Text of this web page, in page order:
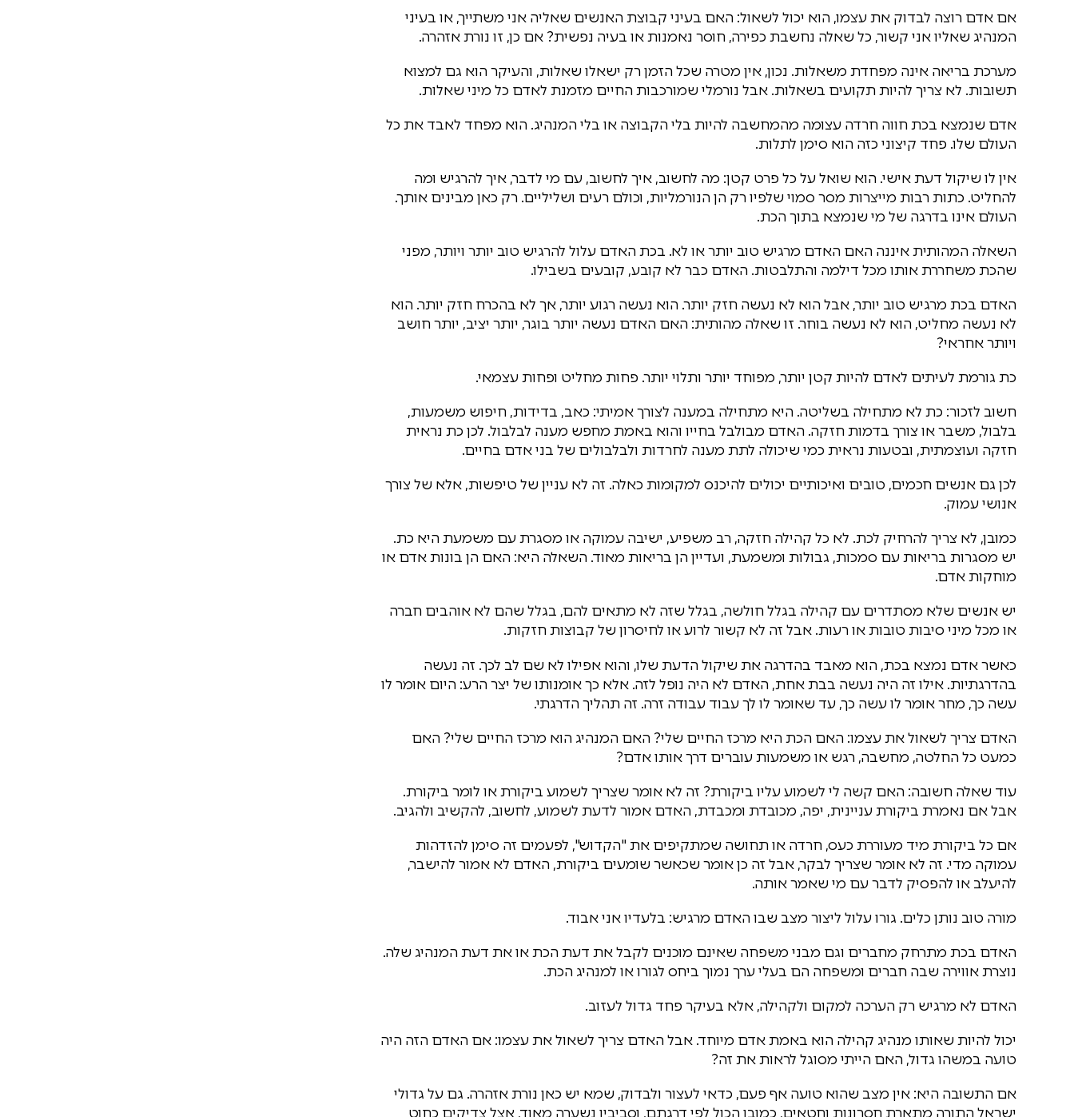
אם אדם רוצה לבדוק את עצמו, הוא יכול לשאול: האם בעיני קבוצת האנשים שאליה אני משתייך, או בעיני
המנהיג שאליו אני קשור, כל שאלה נחשבת כפירה, חוסר נאמנות או בעיה נפשית? אם כן, זו נורת אזהרה.
מערכת בריאה אינה מפחדת משאלות. נכון, אין מטרה שכל הזמן רק ישאלו שאלות, והעיקר הוא גם למצוא
תשובות. לא צריך להיות תקועים בשאלות. אבל נורמלי שמורכבות החיים מזמנת לאדם כל מיני שאלות.
אדם שנמצא בכת חווה חרדה עצומה מהמחשבה להיות בלי הקבוצה או בלי המנהיג. הוא מפחד לאבד את כל
העולם שלו. פחד קיצוני כזה הוא סימן לתלות.
אין לו שיקול דעת אישי. הוא שואל על כל פרט קטן: מה לחשוב, איך לחשוב, עם מי לדבר, איך להרגיש ומה
להחליט. כתות רבות מייצרות מסר סמוי שלפיו רק הן הנורמליות, וכולם רעים ושליליים. רק כאן מבינים אותך.
העולם אינו בדרגה של מי שנמצא בתוך הכת.
השאלה המהותית איננה האם האדם מרגיש טוב יותר או לא. בכת האדם עלול להרגיש טוב יותר ויותר, מפני
שהכת משחררת אותו מכל דילמה והתלבטות. האדם כבר לא קובע, קובעים בשבילו.
האדם בכת מרגיש טוב יותר, אבל הוא לא נעשה חזק יותר. הוא נעשה רגוע יותר, אך לא בהכרח חזק יותר. הוא
לא נעשה מחליט, הוא לא נעשה בוחר. זו שאלה מהותית: האם האדם נעשה יותר בוגר, יותר יציב, יותר חושב
ויותר אחראי?
כת גורמת לעיתים לאדם להיות קטן יותר, מפוחד יותר ותלוי יותר. פחות מחליט ופחות עצמאי.
חשוב לזכור: כת לא מתחילה בשליטה. היא מתחילה במענה לצורך אמיתי: כאב, בדידות, חיפוש משמעות,
בלבול, משבר או צורך בדמות חזקה. האדם מבולבל בחייו והוא באמת מחפש מענה לבלבול. לכן כת נראית
חזקה ועוצמתית, ובטעות נראית כמי שיכולה לתת מענה לחרדות ולבלבולים של בני אדם בחיים.
לכן גם אנשים חכמים, טובים ואיכותיים יכולים להיכנס למקומות כאלה. זה לא עניין של טיפשות, אלא של צורך
אנושי עמוק.
כמובן, לא צריך להרחיק לכת. לא כל קהילה חזקה, רב משפיע, ישיבה עמוקה או מסגרת עם משמעת היא כת.
יש מסגרות בריאות עם סמכות, גבולות ומשמעת, ועדיין הן בריאות מאוד. השאלה היא: האם הן בונות אדם או
מוחקות אדם.
יש אנשים שלא מסתדרים עם קהילה בגלל חולשה, בגלל שזה לא מתאים להם, בגלל שהם לא אוהבים חברה
או מכל מיני סיבות טובות או רעות. אבל זה לא קשור לרוע או לחיסרון של קבוצות חזקות.
כאשר אדם נמצא בכת, הוא מאבד בהדרגה את שיקול הדעת שלו, והוא אפילו לא שם לב לכך. זה נעשה
בהדרגתיות. אילו זה היה נעשה בבת אחת, האדם לא היה נופל לזה. אלא כך אומנותו של יצר הרע: היום אומר לו
עשה כך, מחר אומר לו עשה כך, עד שאומר לו לך עבוד עבודה זרה. זה תהליך הדרגתי.
האדם צריך לשאול את עצמו: האם הכת היא מרכז החיים שלי? האם המנהיג הוא מרכז החיים שלי? האם
כמעט כל החלטה, מחשבה, רגש או משמעות עוברים דרך אותו אדם?
עוד שאלה חשובה: האם קשה לי לשמוע עליו ביקורת? זה לא אומר שצריך לשמוע ביקורת או לומר ביקורת.
אבל אם נאמרת ביקורת עניינית, יפה, מכובדת ומכבדת, האדם אמור לדעת לשמוע, לחשוב, להקשיב ולהגיב.
אם כל ביקורת מיד מעוררת כעס, חרדה או תחושה שמתקיפים את "הקדוש", לפעמים זה סימן להזדהות
עמוקה מדי. זה לא אומר שצריך לבקר, אבל זה כן אומר שכאשר שומעים ביקורת, האדם לא אמור להישבר,
להיעלב או להפסיק לדבר עם מי שאמר אותה.
מורה טוב נותן כלים. גורו עלול ליצור מצב שבו האדם מרגיש: בלעדיו אני אבוד.
האדם בכת מתרחק מחברים וגם מבני משפחה שאינם מוכנים לקבל את דעת הכת או את דעת המנהיג שלה.
נוצרת אווירה שבה חברים ומשפחה הם בעלי ערך נמוך ביחס לגורו או למנהיג הכת.
האדם לא מרגיש רק הערכה למקום ולקהילה, אלא בעיקר פחד גדול לעזוב.
יכול להיות שאותו מנהיג קהילה הוא באמת אדם מיוחד. אבל האדם צריך לשאול את עצמו: אם האדם הזה היה
טועה במשהו גדול, האם הייתי מסוגל לראות את זה?
אם התשובה היא: אין מצב שהוא טועה אף פעם, כדאי לעצור ולבדוק, שמא יש כאן נורת אזהרה. גם על גדולי
ישראל התורה מתארת חסרונות וחטאים, כמובן הכול לפי דרגתם, וסביביו נשערה מאוד, אצל צדיקים כחוט